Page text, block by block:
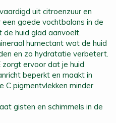
uit citroenzuur en
goede vochtbalans in de
huid glad aanvoelt.
humectant wat de huid
en zo hydratatie verbetert.
zorgt ervoor dat je huid
beperkt en maakt in
C pigmentvlekken minder
gisten en schimmels in de